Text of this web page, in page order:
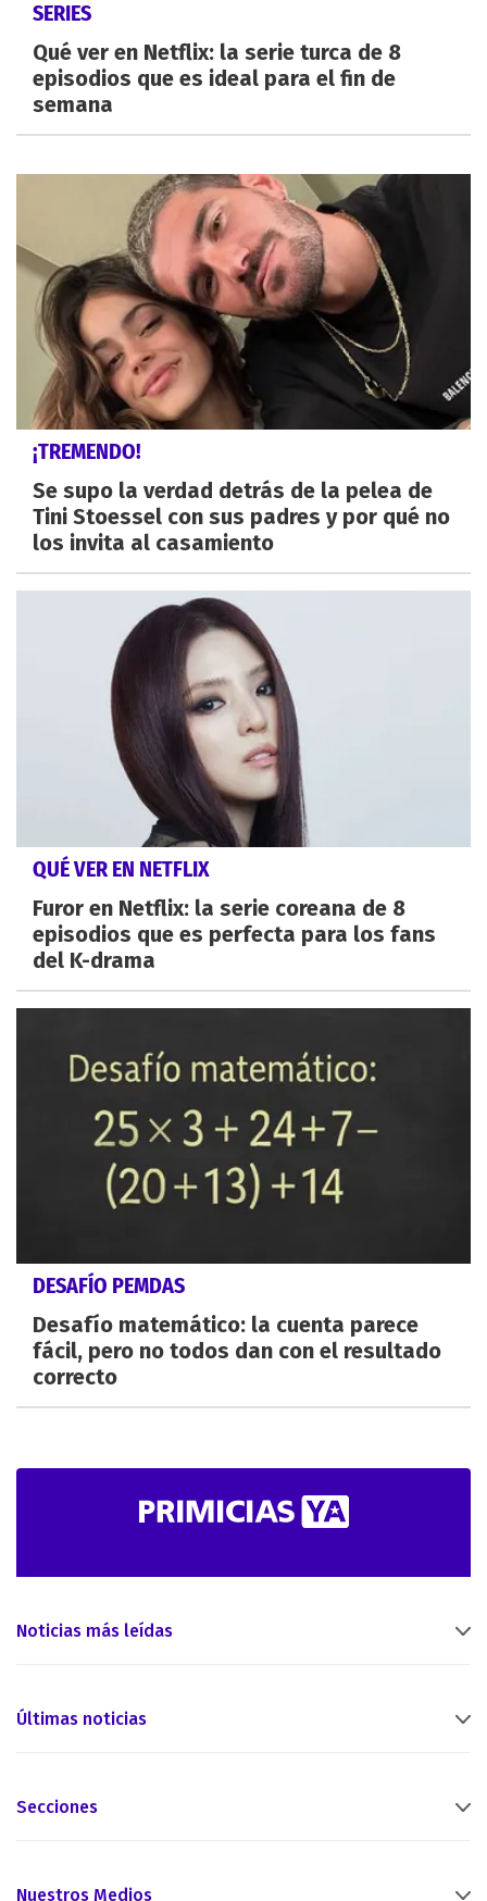
SERIES
Qué ver en Netflix: la serie turca de 8
episodios que es ideal para el fin de
semana
¡TREMENDO!
Se supo la verdad detrás de la pelea de
Tini Stoessel con sus padres y por qué no
los invita al casamiento
QUÉ VER EN NETFLIX
Furor en Netflix: la serie coreana de 8
episodios que es perfecta para los fans
del K-drama
DESAFÍO PEMDAS
Desafío matemático: la cuenta parece
fácil, pero no todos dan con el resultado
correcto
Noticias más leídas
Últimas noticias
Secciones
Nuestros Medios